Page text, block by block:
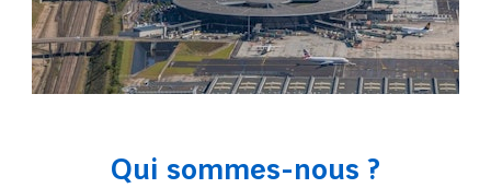
Qui sommes-nous ?